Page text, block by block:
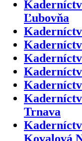
Ľubovňa
Trnava